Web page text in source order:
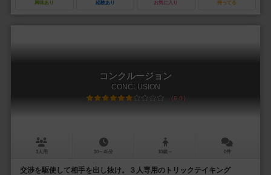
興味あり 経験あり お気に入り 持ってる
コンクルージョン
CONCLUSION
6.0
3人用 30～45分 10歳～ 0件
交渉を駆使して相手を出し抜け。３人専用のトリックテイキング